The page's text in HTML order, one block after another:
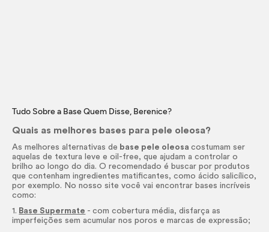
Tudo Sobre a Base Quem Disse, Berenice?
Quais as melhores bases para pele oleosa?
As melhores alternativas de base pele oleosacostumam ser
aquelas de textura leve eoil-free, que ajudam a controlar o
brilho ao longo do dia. O recomendado é buscar por produtos
que contenham ingredientes matificantes, como ácido salicílico,
por exemplo. No nosso site você vai encontrar bases incríveis
como:
1. Base Supermate - com cobertura média, disfarça as
imperfeições sem acumular nos poros e marcas de expressão;